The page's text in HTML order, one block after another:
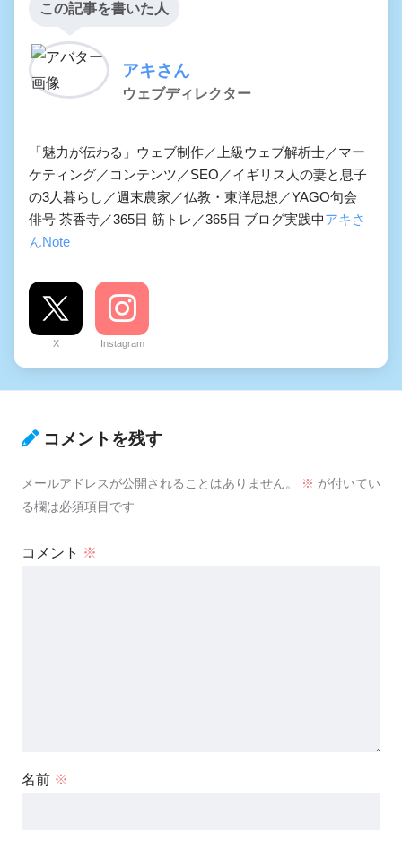
この記事を書いた人
アキさん
ウェブディレクター
「魅力が伝わる」ウェブ制作／上級ウェブ解析士／マー
ケティング／コンテンツ／SEO／イギリス人の妻と息子
の3人暮らし／週末農家／仏教・東洋思想／YAGO句会
俳号 茶香寺／365日 筋トレ／365日 ブログ実践中アキさ
んNote
X Instagram
コメントを残す
メールアドレスが公開されることはありません。 ※ が付いてい
る欄は必須項目です
コメント ※
名前 ※